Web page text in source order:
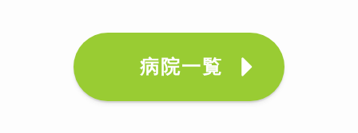
病院一覧